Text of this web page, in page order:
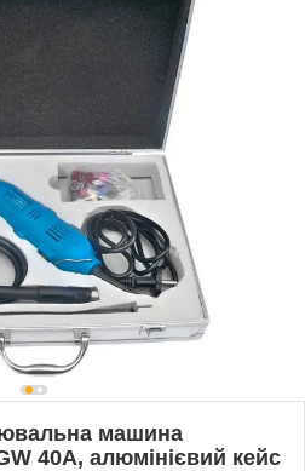
машина
40A, алюмінієвий кейс